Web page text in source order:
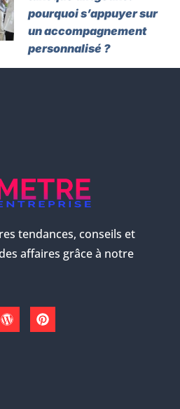
pourquoi s’appuyer sur
un accompagnement
personnalisé ?
tendances, conseils et
affaires grâce à notre